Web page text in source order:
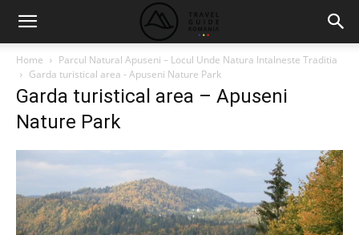
Home
Parcul Natural Apuseni – Locul Unde Natura Intalneste Traditia
Garda turistical area - Apuseni Nature Park
Garda turistical area – Apuseni
Nature Park